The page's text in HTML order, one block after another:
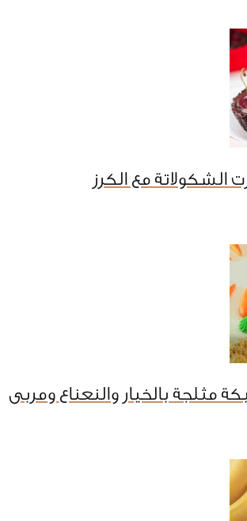
الشكولاتة مع الكرز
مثلجة بالخيار والنعناع ومربى